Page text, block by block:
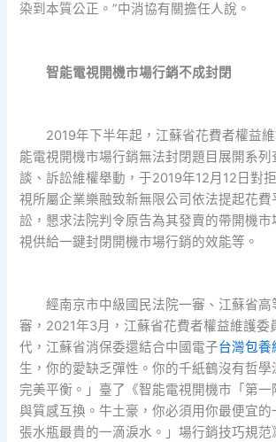
染到本質公正。”中消協有關擔任人說。
智能電視開機市場行銷不成封閉
2019年下半年起，江蘇省花費者權益維
能電視開機市場行銷無法封閉題目展開系列
談、訴訟維權舉動，于2019年12月12日對
視所屬企業樂融致新無限公司依法提起花費
訟，懇求法院判令原告為其發賣的帶開機市
視供給一鍵封閉開機市場行銷的效能等。
經南京市中級國民法院一審、江蘇省高
審，2021年3月，江蘇省花費者權益維護委
代，江蘇省消保委還結合中國電子台灣包養
生，你的愛缺乏彈性。你的千紙鶴沒有哲學
完美平衡。」臺了《智能電視開機市「第一
與質感互換。牛土豪，你必須用你最便宜的
張水瓶最貴的一滴淚水。」場行銷技巧規范